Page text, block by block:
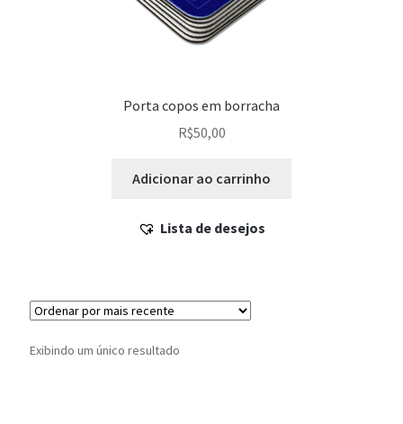
Porta copos em borracha
R$50,00
Adicionar ao carrinho
Lista de desejos
Exibindo um único resultado